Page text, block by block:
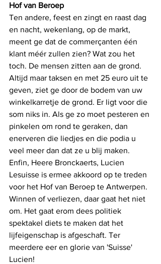
Hof van Beroep
Ten andere, feest en zingt en raast dag
en nacht, wekenlang, op de markt,
meent ge dat de commerçanten één
klant méér zullen zien? Wat zou het
toch. De mensen zitten aan de grond.
Altijd maar taksen en met 25 euro uit te
geven, ziet ge door de bodem van uw
winkelkarretje de grond. Er ligt voor die
som niks in. Als ge zo moet pesteren en
pinkelen om rond te geraken, dan
enerveren die liedjes en die podia u
veel meer dan dat ze u blij maken.
Enfin, Heere Bronckaerts, Lucien
Lesuisse is ermee akkoord op te treden
voor het Hof van Beroep te Antwerpen.
Winnen of verliezen, daar gaat het niet
om. Het gaat erom dees politiek
spektakel diets te maken dat het
lijfeigenschap is afgeschaft. Ter
meerdere eer en glorie van 'Suisse'
Lucien!